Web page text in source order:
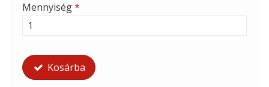
Mennyiség*
Kosárba